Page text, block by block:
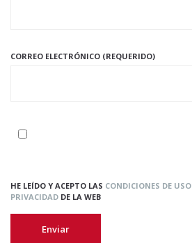
CORREO ELECTRÓNICO (REQUERIDO)
HE LEÍDO Y ACEPTO LAS CONDICIONES DE USO
PRIVACIDAD DE LA WEB